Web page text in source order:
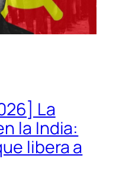
La
la India:
libera a